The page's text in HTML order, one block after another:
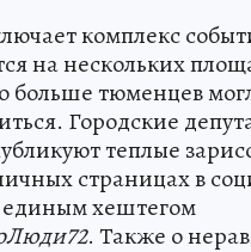
комплекс
на нескольких
больше тюменцев
Городские
теплые
страницах в
единым хештегом
. Также о